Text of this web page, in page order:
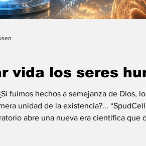
vida los seres
fuimos hechos a semejanza de Dios,
unidad de la existencia?...
abre una nueva era científica que